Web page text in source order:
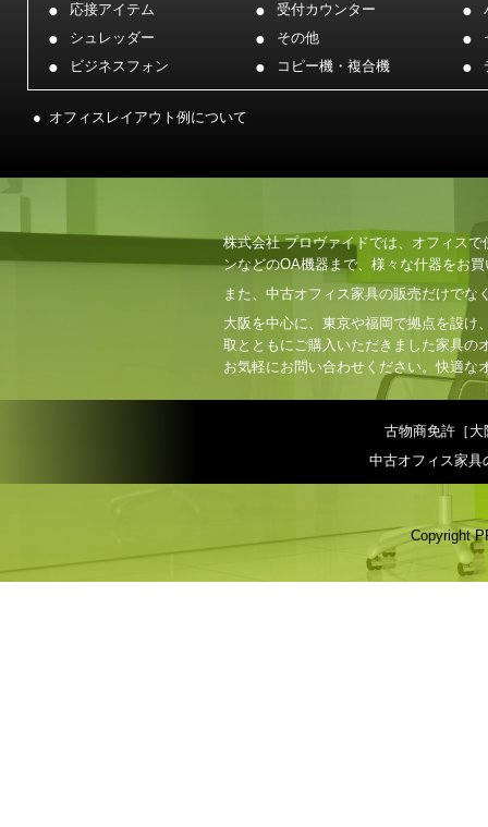
応接アイテム
受付カウンター
シュレッダー
その他
ビジネスフォン
コピー機・複合機
オフィスレイアウト例について
株式会社 プロヴァイドでは、オフィス
ンなどのOA機器まで、様々な什器をお
また、中古オフィス家具の販売だけで
大阪を中心に、東京や福岡で拠点を設け
取とともにご購入いただきました家具の
お気軽にお問い合わせください。快適な
古物商免許［
中古オフィス家具
Copyright